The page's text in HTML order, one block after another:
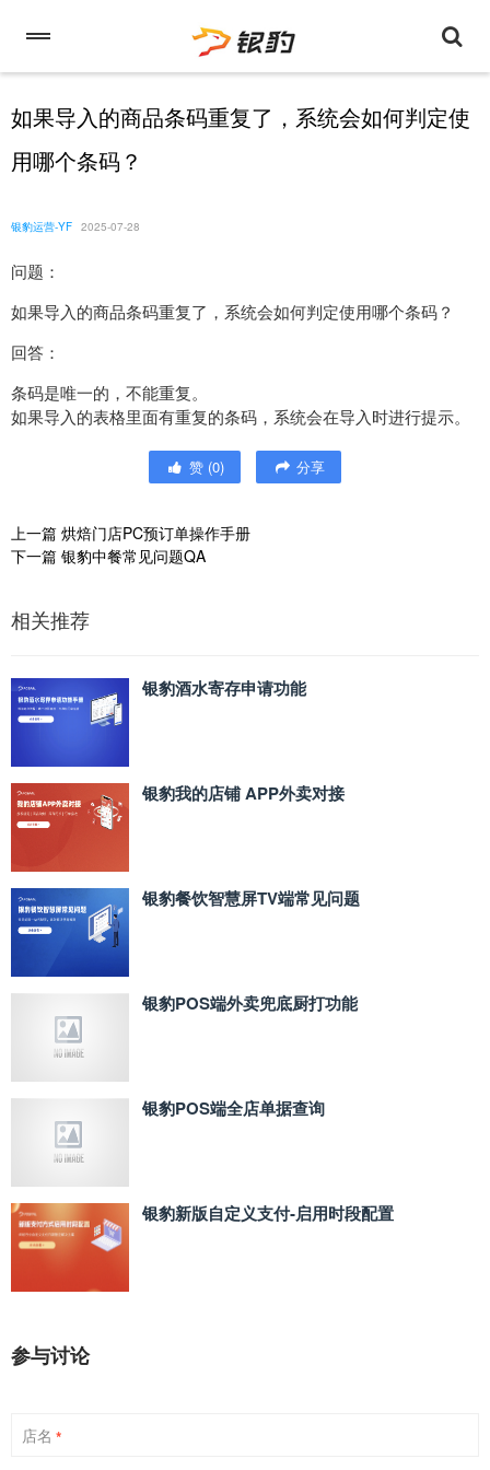
如果导入的商品条码重复了，系统会如何判定使
用哪个条码？
银豹运营-YF 2025-07-28
问题：
如果导入的商品条码重复了，系统会如何判定使用哪个条码？
回答：
条码是唯一的，不能重复。
如果导入的表格里面有重复的条码，系统会在导入时进行提示。
赞 (0) 分享
上一篇 烘焙门店PC预订单操作手册
下一篇 银豹中餐常见问题QA
相关推荐
银豹酒水寄存申请功能
银豹我的店铺 APP外卖对接
银豹餐饮智慧屏TV端常见问题
银豹POS端外卖兜底厨打功能
银豹POS端全店单据查询
银豹新版自定义支付‑启用时段配置
参与讨论
店名 *